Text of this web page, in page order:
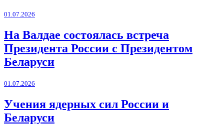
01.07.2026
На Валдае состоялась встреча
Президента России с Президентом
Беларуси
01.07.2026
Учения ядерных сил России и
Беларуси